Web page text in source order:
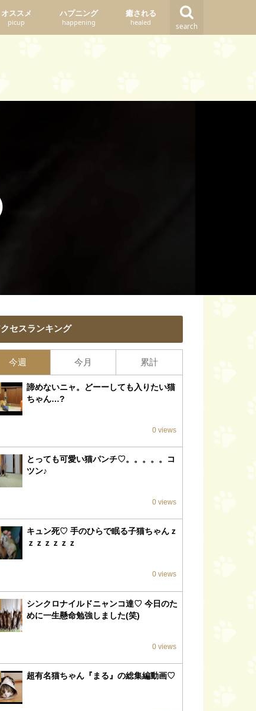
search
オススメ
picup
ハプニング
happening
癒される
healed
セスランキング
今週 今月 累計
諦めないニャ。どーーしても入りたい猫
ちゃん…?
0 views
とっても可愛い猫パンチ♡。。。。。コ
ツン♪
0 views
キュン死♡ 手のひらで眠る子猫ちゃんｚ
ｚｚｚｚｚｚ
0 views
シンクロナイルドニャンコ達♡ 今日のた
めに一生懸命勉強しました(笑)
0 views
超有名猫ちゃん『まる』の総集編動画♡